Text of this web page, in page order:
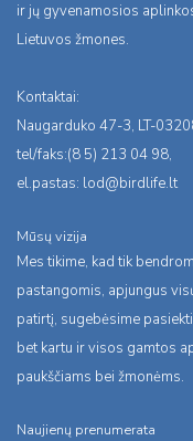
ir jų gyvenamosios
Lietuvos žmones.
Kontaktai:
Naugarduko 47-3, LT-
tel/faks:(8 5) 213 04 98,
el.pastas: lod@birdlife.lt
Mūsų vizija
Mes tikime, kad tik
pastangomis, apjungus
patirtį, sugebėsime
bet kartu ir visos gamtos
paukščiams bei žmonėms.
Naujienų prenumerata